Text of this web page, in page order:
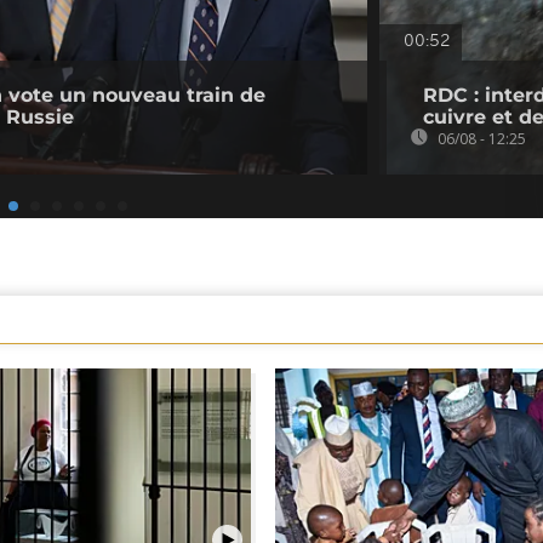
vote un nouveau train de
00:52
RDC :
cuivre et
06/08 - 12:25